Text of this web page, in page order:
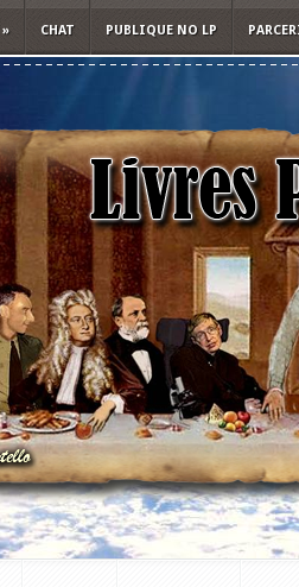
» CHAT PUBLIQUE NO LP